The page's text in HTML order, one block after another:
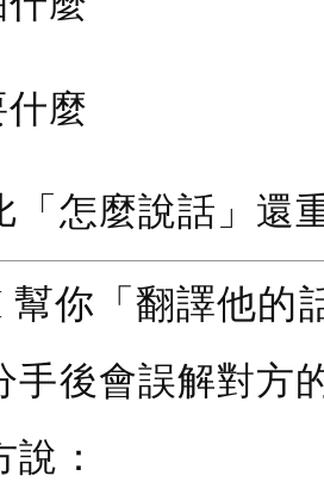
麼
「怎麼說話」還
你「翻譯他的
手後會誤解對方
：